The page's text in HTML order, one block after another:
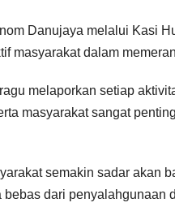
Danujaya melalui Kasi
masyarakat dalam
melaporkan setiap
masyarakat sangat
semakin sadar akan
dari penyalahgunaan